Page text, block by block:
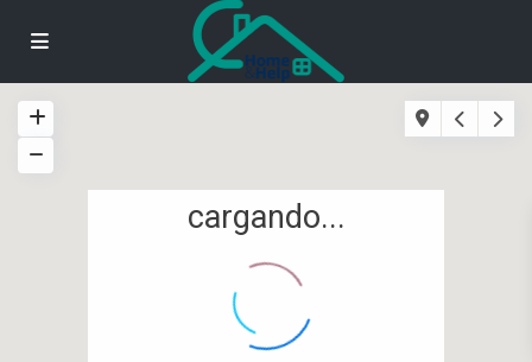
cargando...